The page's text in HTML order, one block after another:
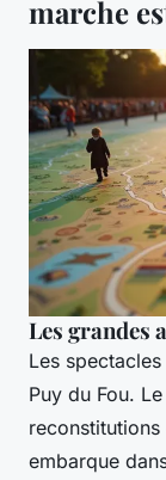
marche
Les grandes
Les
Puy du Fou.
embarque